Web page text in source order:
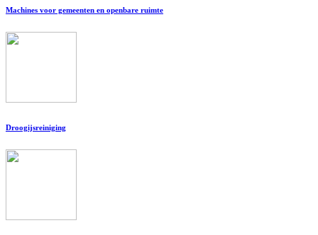
Machines voor gemeenten en openbare ruimte
Droogijsreiniging